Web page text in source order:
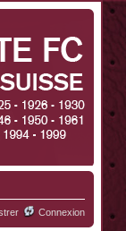
Connexion